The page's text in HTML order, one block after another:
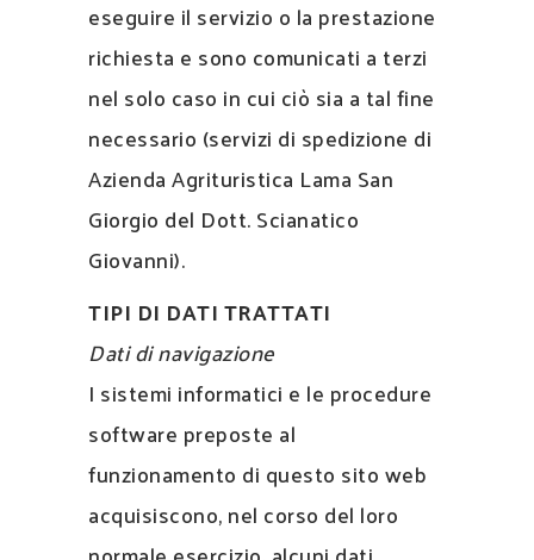
eseguire il servizio o la prestazione
richiesta e sono comunicati a terzi
nel solo caso in cui ciò sia a tal fine
necessario (servizi di spedizione di
Azienda Agrituristica Lama San
Giorgio del Dott. Scianatico
Giovanni).
TIPI DI DATI TRATTATI
Dati di navigazione
I sistemi informatici e le procedure
software preposte al
funzionamento di questo sito web
acquisiscono, nel corso del loro